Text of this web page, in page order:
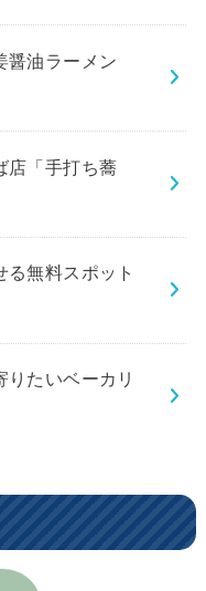
醤油ラーメン
店「手打ち蕎
無料スポット
たいベーカリ